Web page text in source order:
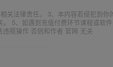
关法律责任。 3、本内容若侵犯到你
5、如遇到充值付费环节课程或软
规操作 否则和作者 官网 无关